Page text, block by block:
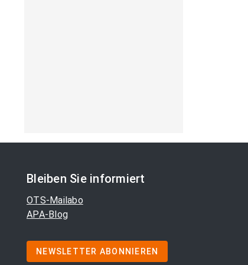
Bleiben Sie informiert
OTS-Mailabo
APA-Blog
NEWSLETTER ABONNIEREN